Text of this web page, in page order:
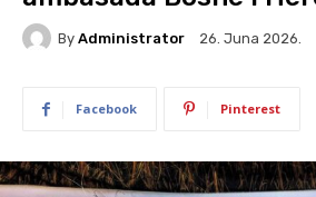
By Administrator 26. Juna 2026.
Facebook Pinterest